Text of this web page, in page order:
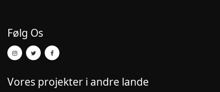
Følg Os
Vores projekter i andre lande